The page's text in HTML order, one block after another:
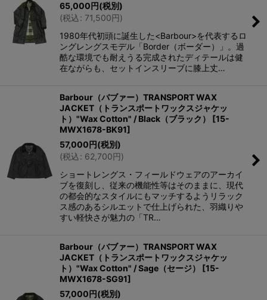
65,000円(税別)
(税込: 71,500円)
1980年代初頭に誕生した<Barbour>を代表するロ
ングレングスモデル「Border（ボーダー）」。過
酷な環境でも耐えうる完成されたディテールは健
在ながらも、セットインスリーブに膝上丈…
Barbour（バブァー）TRANSPORT WAX
JACKET（トランスポートワックスジャケッ
ト）"Wax Cotton" / Black（ブラック）
[15-
MWX1678-BK91]
57,000円(税別)
(税込: 62,700円)
ショートレングス・フィールドウェアのアーカイ
ブを復刻し、従来の機能性等はそのままに、現代
の都会的なスタイルにもマッチするようリラック
ス感のあるシルエットで仕上げられた、羽織りや
すい軽快さが魅力の「TR…
Barbour（バブァー）TRANSPORT WAX
JACKET（トランスポートワックスジャケッ
ト）"Wax Cotton" / Sage（セージ）
[15-
MWX1678-SG91]
57,000円(税別)